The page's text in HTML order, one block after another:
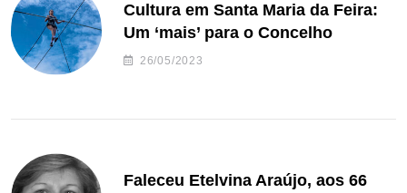
Cultura em Santa Maria da Feira:
Um ‘mais’ para o Concelho
26/05/2023
Faleceu Etelvina Araújo, aos 66